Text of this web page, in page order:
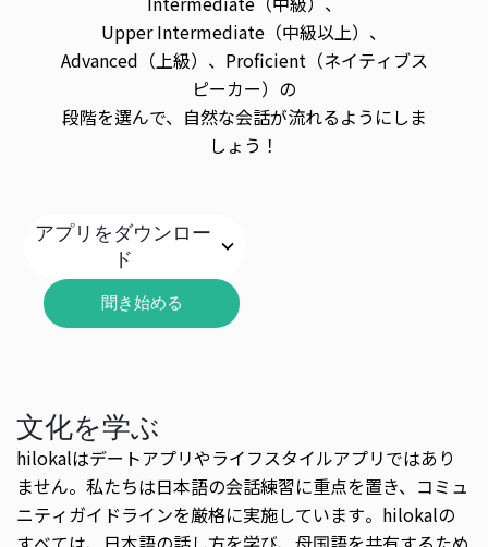
Upper Intermediate（中級以上）、
Advanced（上級）、Proficient（ネイティブス
ピーカー）の
段階を選んで、自然な会話が流れるようにしま
しょう！
アプリをダウンロー
ド
聞き始める
文化を学ぶ
hilokalはデートアプリやライフスタイルアプリではあり
ません。私たちは日本語の会話練習に重点を置き、コミュ
ニティガイドラインを厳格に実施しています。hilokalの